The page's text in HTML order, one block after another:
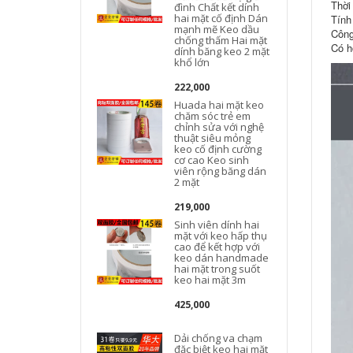
đình Chất kết dính
hai mặt cố định Dán
mạnh mẽ Keo dầu
chống thấm Hai mặt
dính băng keo 2 mặt
khổ lớn
222,000
Huada hai mặt keo
chăm sóc trẻ em
chỉnh sửa với nghệ
thuật siêu mỏng
keo cố định cường
cơ cao Keo sinh
viên rộng băng dán
2 mặt
219,000
Sinh viên dính hai
mặt với keo hấp thụ
cao để kết hợp với
keo dán handmade
hai mặt trong suốt
keo hai mặt 3m
425,000
Dải chống va chạm
đặc biệt keo hai mặt
Có